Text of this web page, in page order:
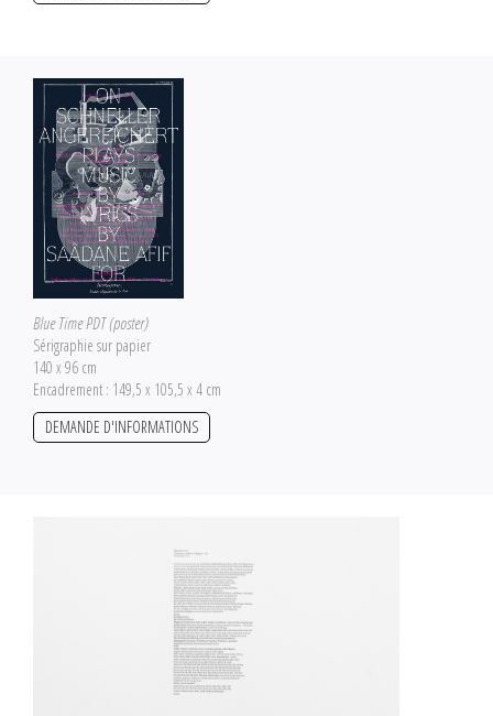
Blue Time PDT (poster)
Sérigraphie sur papier
140 x 96 cm
Encadrement : 149,5 x 105,5 x 4 cm
DEMANDE D'INFORMATIONS